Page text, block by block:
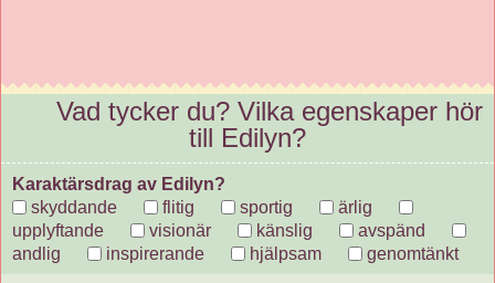
Vad tycker du? Vilka egenskaper hör
till Edilyn?
Karaktärsdrag av Edilyn?
skyddande
flitig sportig
ärlig
upplyftande
visionär känslig
avspänd
andlig
inspirerande hjälpsam genomtänkt